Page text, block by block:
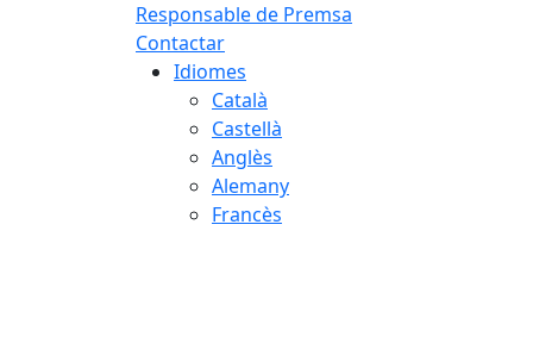
Responsable de Premsa
Contactar
Idiomes
Català
Castellà
Anglès
Alemany
Francès